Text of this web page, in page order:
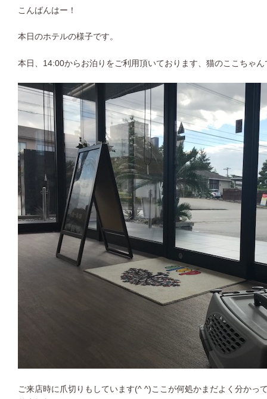
こんばんはー！
本日のホテルの様子です。
本日、14:00からお泊りをご利用頂いております、猫のここちゃん
ご来店時に爪切りもしています(^ ^)ここが何処かまだよく分かっ